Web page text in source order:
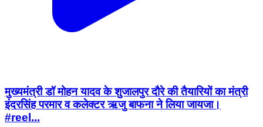
मुख्यमंत्री डॉ मोहन यादव के शुजालपुर दौरे की तैयारियों का मंत्री
इंदरसिंह परमार व कलेक्टर ऋजु बाफना ने लिया जायजा।
#reel...